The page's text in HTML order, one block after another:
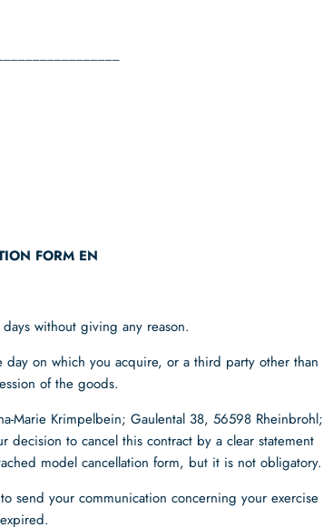
FORM EN
without giving any reason.
on which you acquire, or a third party other than
of the goods.
Marie Krimpelbein; Gaulental 38, 56598 Rheinbrohl;
decision to cancel this contract by a clear statement
model cancellation form, but it is not obligatory.
send your communication concerning your exercise